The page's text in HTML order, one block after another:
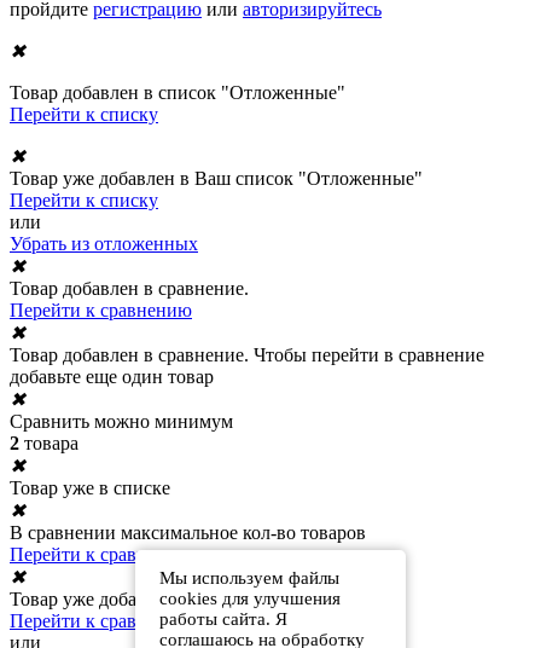
Мы используем файлы
cookies для улучшения
работы сайта. Я
соглашаюсь на обработку
пройдите регистрацию или авторизируйтесь
✖
Товар добавлен в список "Отложенные"
Перейти к списку
✖
Товар уже добавлен в Ваш список "Отложенные"
Перейти к списку
или
Убрать из отложенных
✖
Товар добавлен в сравнение.
Перейти к сравнению
✖
Товар добавлен в сравнение. Чтобы перейти в сравнение
добавьте еще один товар
✖
Сравнить можно минимум
2 товара
✖
Товар уже в списке
✖
В сравнении максимальное кол-во товаров
Перейти к сравнению
✖
Товар уже добавлен в сравнение
Перейти к сравнению
или